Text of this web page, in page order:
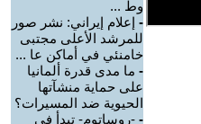
وط ...
- إعلام إيراني: نشر صور
للمرشد الأعلى مجتبى
خامنئي في أماكن عا ...
- ما مدى قدرة ألمانيا
على حماية منشآتها
الحيوية ضد المسيرات؟
- -روساتوم- تبدأ في